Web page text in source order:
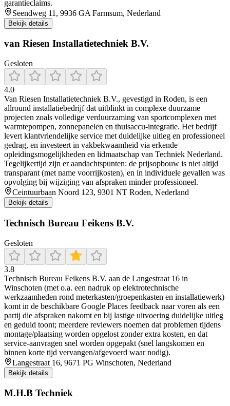
garantieclaims.
Seendweg 11, 9936 GA Farmsum, Nederland
Bekijk details
van Riesen Installatietechniek B.V.
Gesloten
4.0
Van Riesen Installatietechniek B.V., gevestigd in Roden, is een
allround installatiebedrijf dat uitblinkt in complexe duurzame
projecten zoals volledige verduurzaming van sportcomplexen met
warmtepompen, zonnepanelen en thuisaccu-integratie. Het bedrijf
levert klantvriendelijke service met duidelijke uitleg en professioneel
gedrag, en investeert in vakbekwaamheid via erkende
opleidingsmogelijkheden en lidmaatschap van Techniek Nederland.
Tegelijkertijd zijn er aandachtspunten: de prijsopbouw is niet altijd
transparant (met name voorrijkosten), en in individuele gevallen was
opvolging bij wijziging van afspraken minder professioneel.
Ceintuurbaan Noord 123, 9301 NT Roden, Nederland
Bekijk details
Technisch Bureau Feikens B.V.
Gesloten
3.8
Technisch Bureau Feikens B.V. aan de Langestraat 16 in
Winschoten (met o.a. een nadruk op elektrotechnische
werkzaamheden rond meterkasten/groepenkasten en installatiewerk)
komt in de beschikbare Google Places feedback naar voren als een
partij die afspraken nakomt en bij lastige uitvoering duidelijke uitleg
en geduld toont; meerdere reviewers noemen dat problemen tijdens
montage/plaatsing worden opgelost zonder extra kosten, en dat
service-aanvragen snel worden opgepakt (snel langskomen en
binnen korte tijd vervangen/afgevoerd waar nodig).
Langestraat 16, 9671 PG Winschoten, Nederland
Bekijk details
M.H.B Techniek